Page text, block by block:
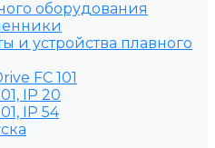
оборудования
и устройства плавного
FC 101
IP 20
IP 54